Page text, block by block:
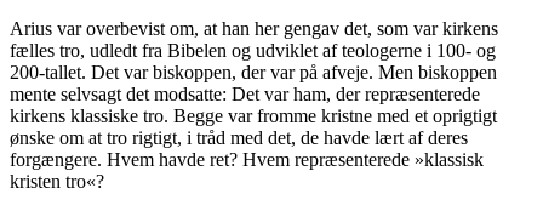
Arius var overbevist om, at han her gengav det, som var kirkens
fælles tro, udledt fra Bibelen og udviklet af teologerne i 100- og
200-tallet. Det var biskoppen, der var på afveje. Men biskoppen
mente selvsagt det modsatte: Det var ham, der repræsenterede
kirkens klassiske tro. Begge var fromme kristne med et oprigtigt
ønske om at tro rigtigt, i tråd med det, de havde lært af deres
forgængere. Hvem havde ret? Hvem repræsenterede »klassisk
kristen tro«?